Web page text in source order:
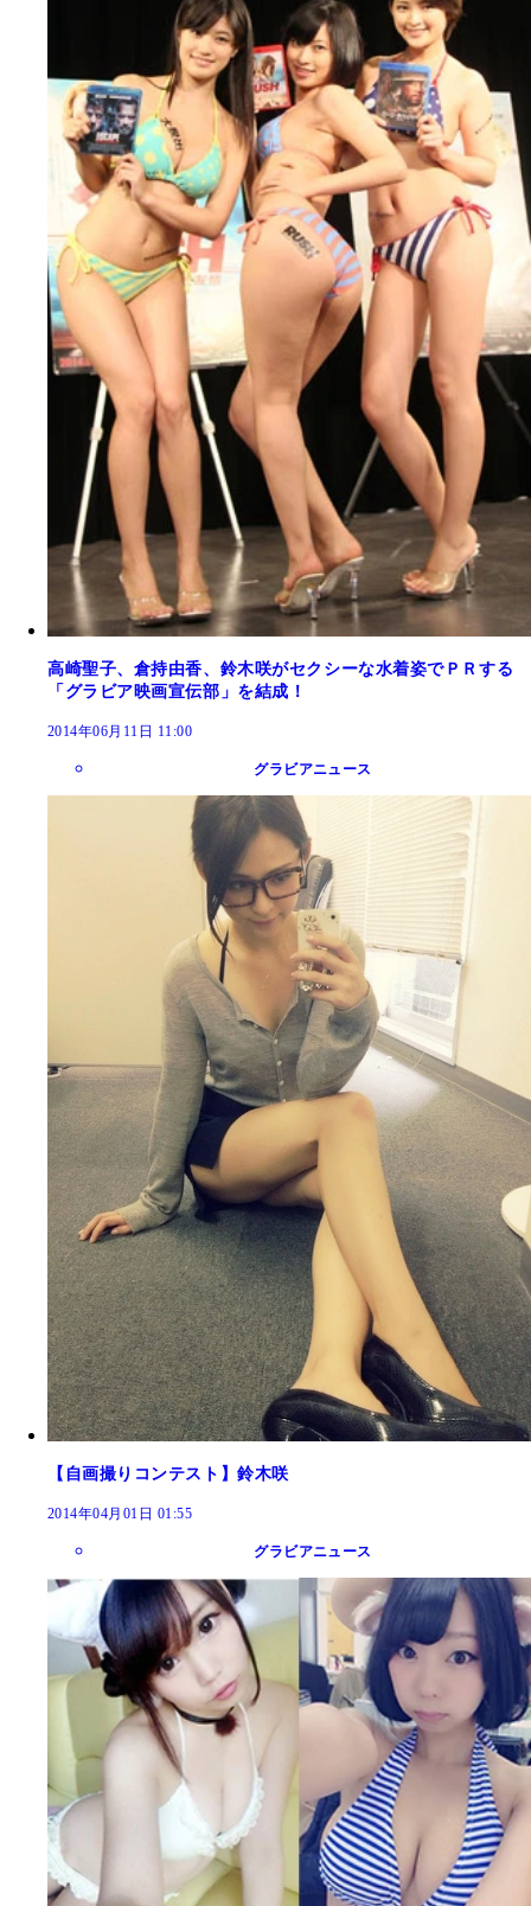
高崎聖子、倉持由香、鈴木咲がセクシーな水着姿でＰＲする
「グラビア映画宣伝部」を結成！
2014年06月11日 11:00
グラビアニュース
【自画撮りコンテスト】鈴木咲
2014年04月01日 01:55
グラビアニュース